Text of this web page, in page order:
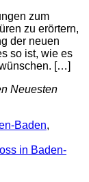
zum
zu erörtern,
der neuen
so ist, wie es
[…]
Neuesten
Baden,
in Baden-